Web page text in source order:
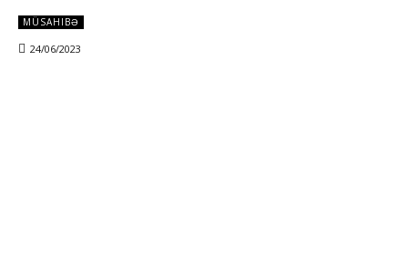
MÜSAHIBƏ
24/06/2023